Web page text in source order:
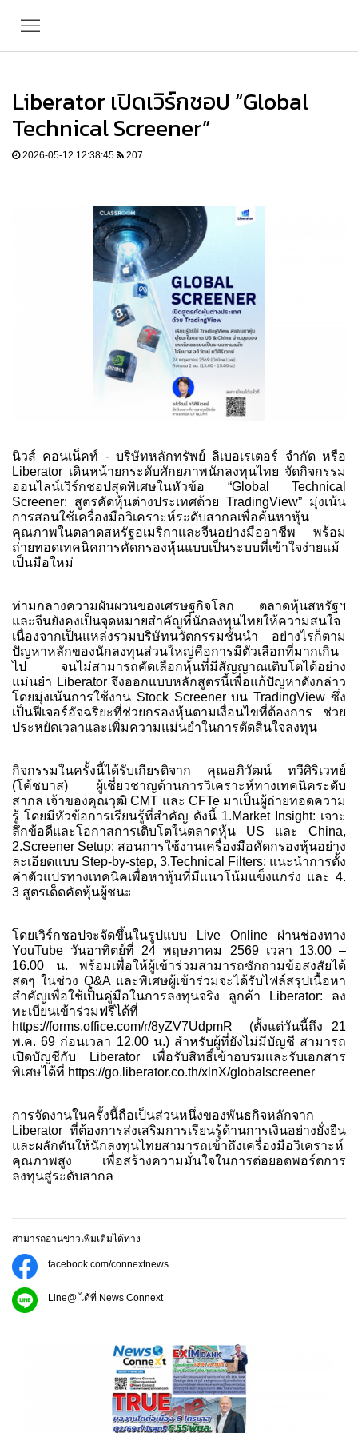
Liberator เปิดเวิร์กชอป “Global
Technical Screener”
2026-05-12 12:38:45 207
นิวส์ คอนเน็คท์ - บริษัทหลักทรัพย์ ลิเบอเรเตอร์ จำกัด หรือ
Liberator เดินหน้ายกระดับศักยภาพนักลงทุนไทย จัดกิจกรรม
ออนไลน์เวิร์กชอปสุดพิเศษในหัวข้อ “Global Technical
Screener: สูตรคัดหุ้นต่างประเทศด้วย TradingView” มุ่งเน้น
การสอนใช้เครื่องมือวิเคราะห์ระดับสากลเพื่อค้นหาหุ้น
คุณภาพในตลาดสหรัฐอเมริกาและจีนอย่างมืออาชีพ พร้อม
ถ่ายทอดเทคนิคการคัดกรองหุ้นแบบเป็นระบบที่เข้าใจง่ายแม้
เป็นมือใหม่
ท่ามกลางความผันผวนของเศรษฐกิจโลก ตลาดหุ้นสหรัฐฯ
และจีนยังคงเป็นจุดหมายสำคัญที่นักลงทุนไทยให้ความสนใจ
เนื่องจากเป็นแหล่งรวมบริษัทนวัตกรรมชั้นนำ อย่างไรก็ตาม
ปัญหาหลักของนักลงทุนส่วนใหญ่คือการมีตัวเลือกที่มากเกิน
ไป จนไม่สามารถคัดเลือกหุ้นที่มีสัญญาณเติบโตได้อย่าง
แม่นยำ Liberator จึงออกแบบหลักสูตรนี้เพื่อแก้ปัญหาดังกล่าว
โดยมุ่งเน้นการใช้งาน Stock Screener บน TradingView ซึ่ง
เป็นฟีเจอร์อัจฉริยะที่ช่วยกรองหุ้นตามเงื่อนไขที่ต้องการ ช่วย
ประหยัดเวลาและเพิ่มความแม่นยำในการตัดสินใจลงทุน
กิจกรรมในครั้งนี้ได้รับเกียรติจาก คุณอภิวัฒน์ ทวีศิริเวทย์
(โค้ชบาส) ผู้เชี่ยวชาญด้านการวิเคราะห์ทางเทคนิคระดับ
สากล เจ้าของคุณวุฒิ CMT และ CFTe มาเป็นผู้ถ่ายทอดความ
รู้ โดยมีหัวข้อการเรียนรู้ที่สำคัญ ดังนี้ 1.Market Insight: เจาะ
ลึกข้อดีและโอกาสการเติบโตในตลาดหุ้น US และ China,
2.Screener Setup: สอนการใช้งานเครื่องมือคัดกรองหุ้นอย่าง
ละเอียดแบบ Step-by-step, 3.Technical Filters: แนะนำการตั้ง
ค่าตัวแปรทางเทคนิคเพื่อหาหุ้นที่มีแนวโน้มแข็งแกร่ง และ 4.
3 สูตรเด็ดคัดหุ้นผู้ชนะ
โดยเวิร์กชอปจะจัดขึ้นในรูปแบบ Live Online ผ่านช่องทาง
YouTube วันอาทิตย์ที่ 24 พฤษภาคม 2569 เวลา 13.00 –
16.00 น. พร้อมเพื่อให้ผู้เข้าร่วมสามารถซักถามข้อสงสัยได้
สดๆ ในช่วง Q&A และพิเศษผู้เข้าร่วมจะได้รับไฟล์สรุปเนื้อหา
สำคัญเพื่อใช้เป็นคู่มือในการลงทุนจริง ลูกค้า Liberator: ลง
ทะเบียนเข้าร่วมฟรีได้ที่
https://forms.office.com/r/8yZV7UdpmR (ตั้งแต่วันนี้ถึง 21
พ.ค. 69 ก่อนเวลา 12.00 น.) สำหรับผู้ที่ยังไม่มีบัญชี สามารถ
เปิดบัญชีกับ Liberator เพื่อรับสิทธิ์เข้าอบรมและรับเอกสาร
พิเศษได้ที่ https://go.liberator.co.th/xlnX/globalscreener
การจัดงานในครั้งนี้ถือเป็นส่วนหนึ่งของพันธกิจหลักจาก
Liberator ที่ต้องการส่งเสริมการเรียนรู้ด้านการเงินอย่างยั่งยืน
และผลักดันให้นักลงทุนไทยสามารถเข้าถึงเครื่องมือวิเคราะห์
คุณภาพสูง เพื่อสร้างความมั่นใจในการต่อยอดพอร์ตการ
ลงทุนสู่ระดับสากล
สามารถอ่านข่าวเพิ่มเติมได้ทาง
facebook.com/connextnews
Line@ ได้ที่ News Connext